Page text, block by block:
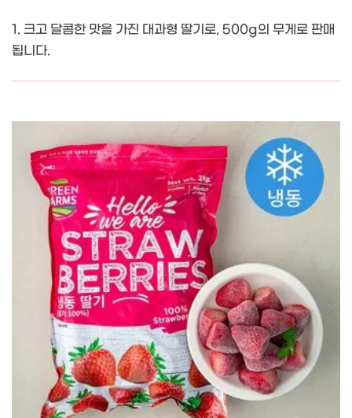
1. 크고 달콤한 맛을 가진 대과형 딸기로, 500g의 무게로 판매
됩니다.